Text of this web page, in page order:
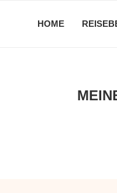
HOME